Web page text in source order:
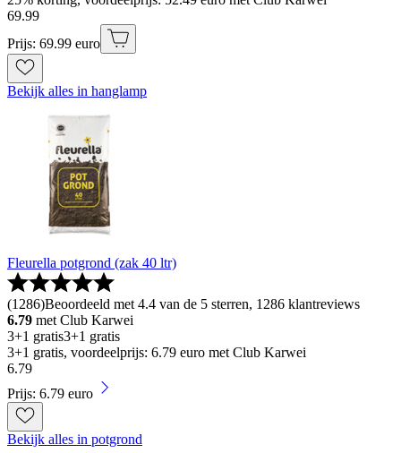
69.99
Prijs: 69.99 euro
Bekijk alles in hanglamp
Fleurella potgrond (zak 40 ltr)
(1286)Beoordeeld met 4.4 van de 5 sterren, 1286 klantreviews
6.79 met Club Karwei
3+1 gratis3+1 gratis
3+1 gratis, voordeelprijs: 6.79 euro met Club Karwei
6.79
Prijs: 6.79 euro
Bekijk alles in potgrond